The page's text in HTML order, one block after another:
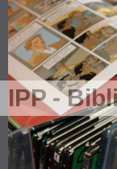
IPP -